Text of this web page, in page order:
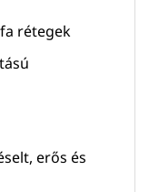
rétegek
erős és